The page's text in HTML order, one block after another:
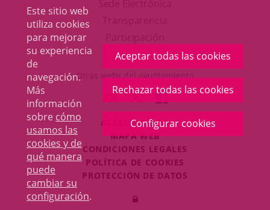
Este sitio web
utiliza cookies
para mejorar
su experiencia
de
navegación.
Más
información
sobre cómo
usamos las
cookies y de
qué manera
puede
cambiar su
configuración.
Aceptar todas las cookies
Rechazar todas las cookies
Configurar cookies
en
una
ventana
nueva.
aplicación
externa.
Otras webs del ayuntamiento
ENLACE
A
UNA
APLICACIÓN
EXTERNA.
ENLACE
A
UNA
APLICACIÓN
EXTERNA.
ENLACE
A
UNA
EXTERNA.
ACCESIBILIDAD
MAPA WEB
CONDICIONES LEGALES
POLÍTICA DE COOKIES
PROTECCIÓN DE DATOS
Iniciar